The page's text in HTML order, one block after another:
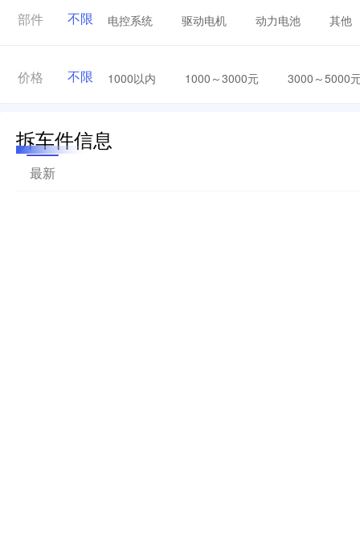
部件 不限 电控系统 驱动电机 动力电池 其他
价格 不限 1000以内 1000～3000元 3000～5000
拆车件信息
最新